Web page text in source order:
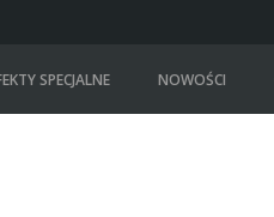
SPECJALNE NOWOŚCI